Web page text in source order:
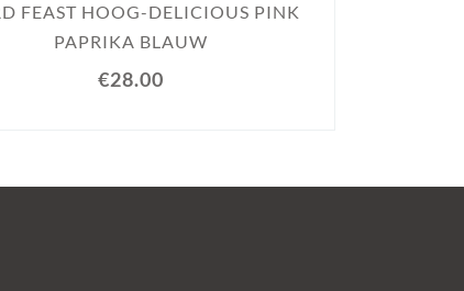
FEAST HOOG-DELICIOUS PINK
PAPRIKA BLAUW
€28.00